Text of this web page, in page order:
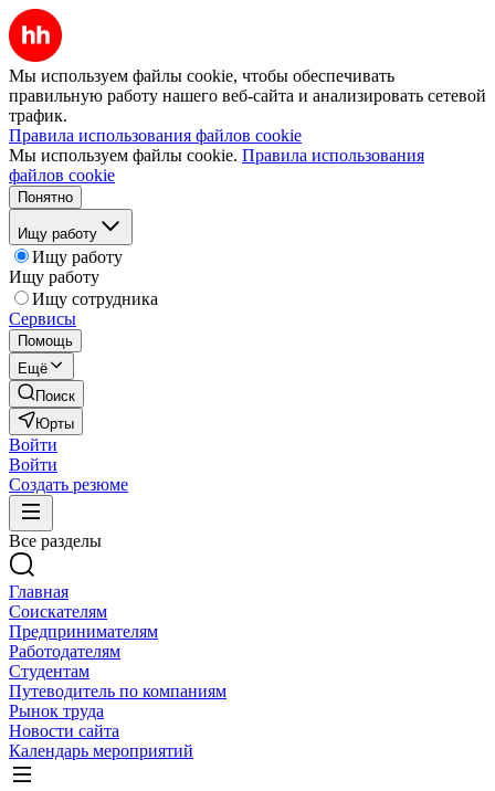
Мы используем файлы cookie, чтобы обеспечивать
правильную работу нашего веб-сайта и анализировать сетевой
трафик.
Правила использования файлов cookie
Мы используем файлы cookie. Правила использования
файлов cookie
Понятно
Ищу работу
Ищу работу
Ищу работу
Ищу сотрудника
Сервисы
Помощь
Ещё
Поиск
Юрты
Войти
Войти
Создать резюме
Все разделы
Главная
Соискателям
Предпринимателям
Работодателям
Студентам
Путеводитель по компаниям
Рынок труда
Новости сайта
Календарь мероприятий